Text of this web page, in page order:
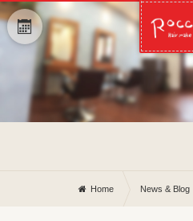
Home News & Blog